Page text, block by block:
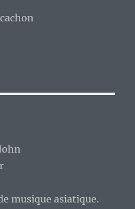
musique asiatique.